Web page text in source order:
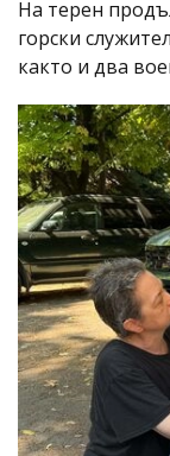
На терен
горски
както и два